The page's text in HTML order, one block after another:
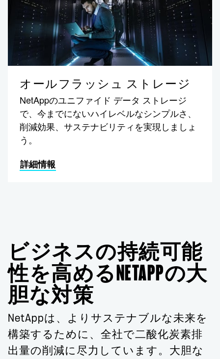
オールフラッシュ ストレージ
NetAppのユニファイド データ ストレージ
で、今までにないハイレベルなシンプルさ、
削減効果、サステナビリティを実現しましょ
う。
詳細情報
ビジネスの持続可能
性を高めるNETAPPの大
胆な対策
NetAppは、よりサステナブルな未来を
構築するために、全社で二酸化炭素排
出量の削減に尽力しています。大胆な